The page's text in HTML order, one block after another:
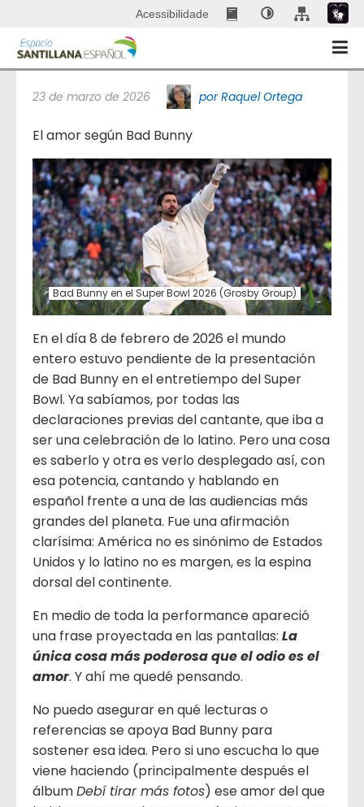
Acessibilidade
El amor según Bad Bunny
23 de marzo de 2026 por Raquel Ortega
El amor según Bad Bunny
Bad Bunny en el Super Bowl 2026 (Grosby Group)
En el día 8 de febrero de 2026 el mundo
entero estuvo pendiente de la presentación
de Bad Bunny en el entretiempo del Super
Bowl. Ya sabíamos, por todas las
declaraciones previas del cantante, que iba a
ser una celebración de lo latino. Pero una cosa
es saberlo y otra es verlo desplegado así, con
esa potencia, cantando y hablando en
español frente a una de las audiencias más
grandes del planeta. Fue una afirmación
clarísima: América no es sinónimo de Estados
Unidos y lo latino no es margen, es la espina
dorsal del continente.
En medio de toda la performance apareció
una frase proyectada en las pantallas: La
única cosa más poderosa que el odio es el
amor. Y ahí me quedé pensando.
No puedo asegurar en qué lecturas o
referencias se apoya Bad Bunny para
sostener esa idea. Pero si uno escucha lo que
viene haciendo (principalmente después el
álbumDebí tirar más fotos) ese amor del que